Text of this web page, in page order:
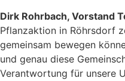
Dirk Rohrbach, Vorstand
Pflanzaktion in Röhrsdorf
gemeinsam bewegen
und genau diese
Verantwortung für unsere